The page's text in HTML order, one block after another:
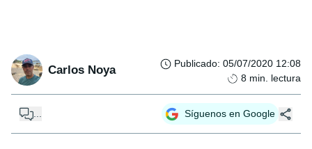
Carlos Noya Publicado: 05/07/2020 12:08
8 min. lectura
... Síguenos en Google